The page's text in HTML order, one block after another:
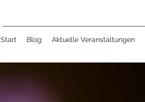
Start Blog Aktuelle Veranstaltungen